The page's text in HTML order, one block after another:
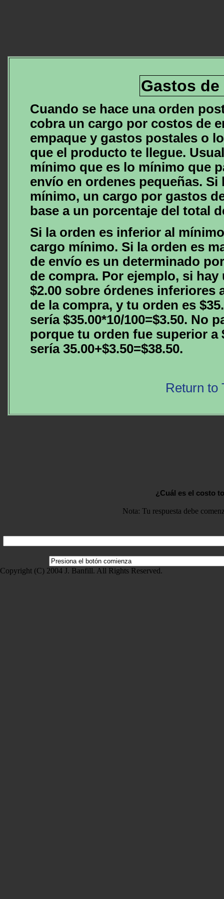
Gastos
Cuando se hace una orden
cobra un cargo por costos de
empaque y gastos postales o
que el producto te llegue.
mínimo que es lo mínimo que
envío en ordenes pequeñas.
mínimo, un cargo por gastos
base a un porcentaje del total
Si la orden es inferior al
cargo mínimo. Si la orden es
de envío es un determinado
de compra. Por ejemplo, si
$2.00 sobre órdenes inferiores
de la compra, y tu orden es
sería $35.00*10/100=$3.50. No
porque tu orden fue superior a
sería 35.00+$3.50=$38.50.
Return to
¿Cuál es el costo
Nota: Tu respuesta debe
Copyright (C) 2004 J. Banfill. All Rights Reserved.